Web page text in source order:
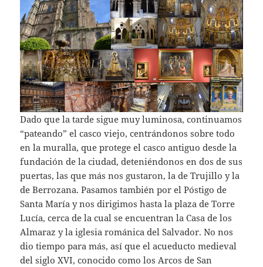
Dado que la tarde sigue muy luminosa, continuamos
“pateando” el casco viejo, centrándonos sobre todo
en la muralla, que protege el casco antiguo desde la
fundación de la ciudad, deteniéndonos en dos de sus
puertas, las que más nos gustaron, la de Trujillo y la
de Berrozana. Pasamos también por el Póstigo de
Santa María y nos dirigimos hasta la plaza de Torre
Lucía, cerca de la cual se encuentran la Casa de los
Almaraz y la iglesia románica del Salvador. No nos
dio tiempo para más, así que el acueducto medieval
del siglo XVI, conocido como los Arcos de San